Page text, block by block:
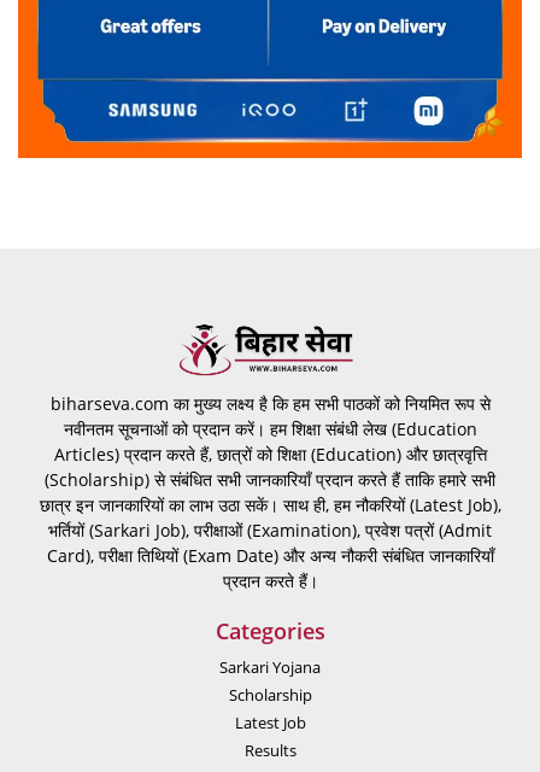
biharseva.com का मुख्य लक्ष्य है कि हम सभी पाठकों को नियमित रूप से
नवीनतम सूचनाओं को प्रदान करें। हम शिक्षा संबंधी लेख (Education
Articles) प्रदान करते हैं, छात्रों को शिक्षा (Education) और छात्रवृत्ति
(Scholarship) से संबंधित सभी जानकारियाँ प्रदान करते हैं ताकि हमारे सभी
छात्र इन जानकारियों का लाभ उठा सकें। साथ ही, हम नौकरियों (Latest Job),
भर्तियों (Sarkari Job), परीक्षाओं (Examination), प्रवेश पत्रों (Admit
Card), परीक्षा तिथियों (Exam Date) और अन्य नौकरी संबंधित जानकारियाँ
प्रदान करते हैं।
Categories
Sarkari Yojana
Scholarship
Latest Job
Results